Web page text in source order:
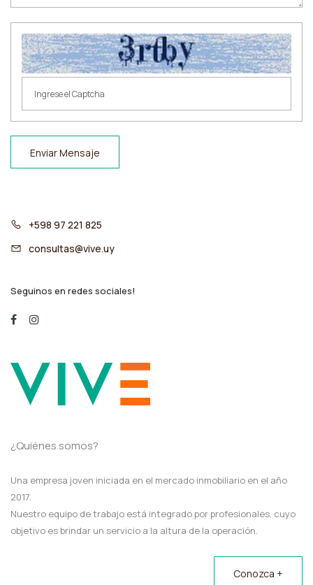
Enviar Mensaje
+598 97 221 825
consultas@vive.uy
Seguinos en redes sociales!
¿Quiénes somos?
Una empresa joven iniciada en el mercado inmobiliario en el año
2017.
Nuestro equipo de trabajo está integrado por profesionales, cuyo
objetivo es brindar un servicio a la altura de la operación.
Conozca +